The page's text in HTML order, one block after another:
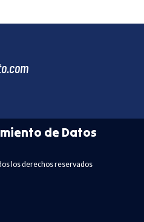
de Datos
los derechos reservados